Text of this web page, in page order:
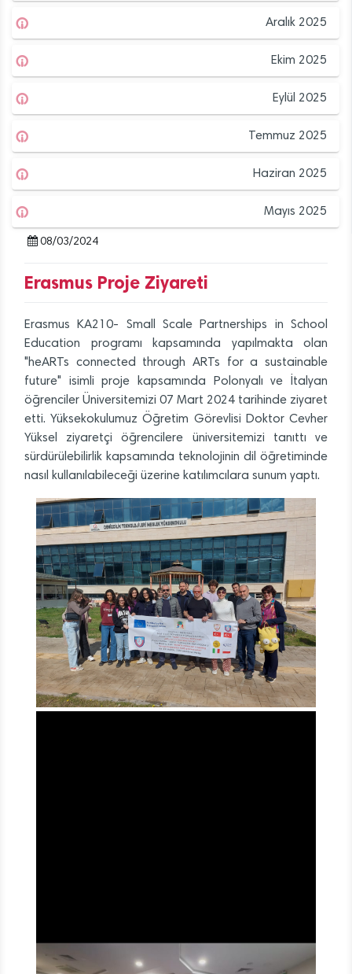
Aralık 2025
Ekim 2025
Eylül 2025
Temmuz 2025
Haziran 2025
Mayıs 2025
08/03/2024
Erasmus Proje Ziyareti
Erasmus KA210- Small Scale Partnerships in School
Education programı kapsamında yapılmakta olan
"heARTs connected through ARTs for a sustainable
future" isimli proje kapsamında Polonyalı ve İtalyan
öğrenciler Üniversitemizi 07 Mart 2024 tarihinde ziyaret
etti. Yüksekokulumuz Öğretim Görevlisi Doktor Cevher
Yüksel ziyaretçi öğrencilere üniversitemizi tanıttı ve
sürdürülebilirlik kapsamında teknolojinin dil öğretiminde
nasıl kullanılabileceği üzerine katılımcılara sunum yaptı.